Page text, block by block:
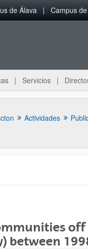
de Álava Campus
Servicios
Actividades
off
between